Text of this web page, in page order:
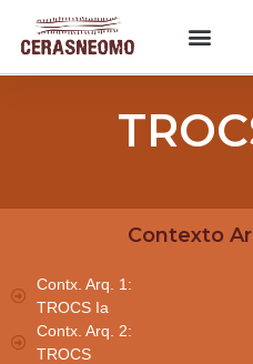
Contexto
Contx. Arq. 1:
TROCS Ia
Contx. Arq. 2:
TROCS